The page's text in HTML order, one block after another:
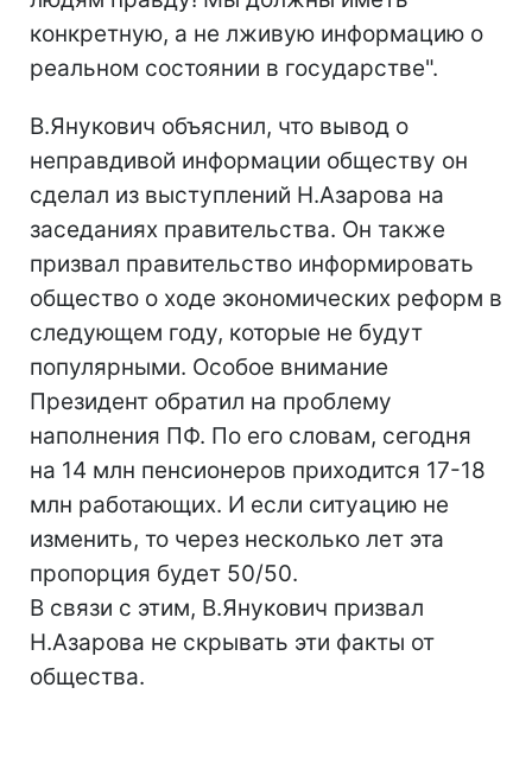
конкретную, а не лживую информацию о
реальном состоянии в государстве".
В.Янукович объяснил, что вывод о
неправдивой информации обществу он
сделал из выступлений Н.Азарова на
заседаниях правительства. Он также
призвал правительство информировать
общество о ходе экономических реформ в
следующем году, которые не будут
популярными. Особое внимание
Президент обратил на проблему
наполнения ПФ. По его словам, сегодня
на 14 млн пенсионеров приходится 17-18
млн работающих. И если ситуацию не
изменить, то через несколько лет эта
пропорция будет 50/50.
В связи с этим, В.Янукович призвал
Н.Азарова не скрывать эти факты от
общества.